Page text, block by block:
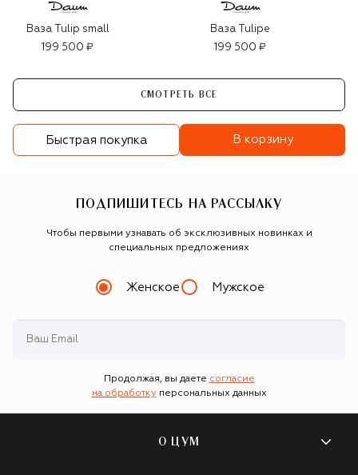
Ваза Tulip small
199 500 ₽
Ваза Tulipe
199 500 ₽
СМОТРЕТЬ ВСЕ
Быстрая покупка В корзину
ПОДПИШИТЕСЬ НА РАССЫЛКУ
Чтобы первыми узнавать об эксклюзивных новинках и
специальных предложениях
Женское Мужское
Продолжая, вы даете согласие
на обработку персональных данных
О ЦУМ